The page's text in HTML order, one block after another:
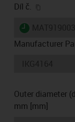
Díl č.
igus-icon-
Manufacturer
Outer diameter
mm [mm]